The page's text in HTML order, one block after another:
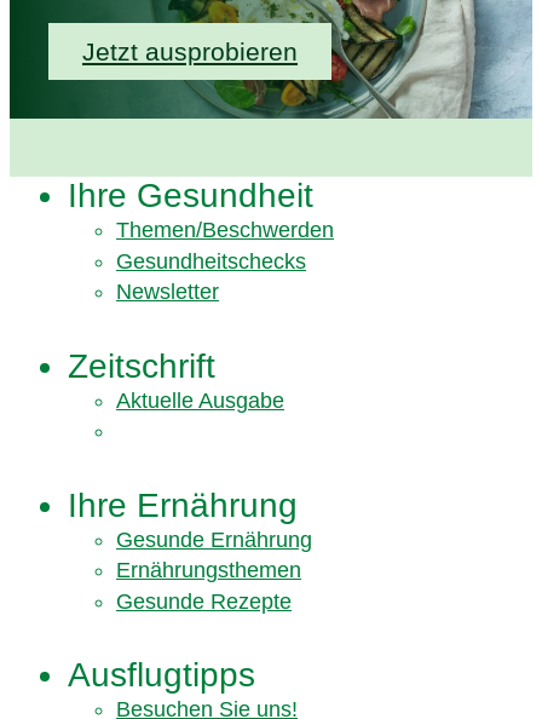
Jetzt ausprobieren
Ihre Gesundheit
Themen/Beschwerden
Gesundheitschecks
Newsletter
Zeitschrift
Aktuelle Ausgabe
Ihre Ernährung
Gesunde Ernährung
Ernährungsthemen
Gesunde Rezepte
Ausflugtipps
Besuchen Sie uns!